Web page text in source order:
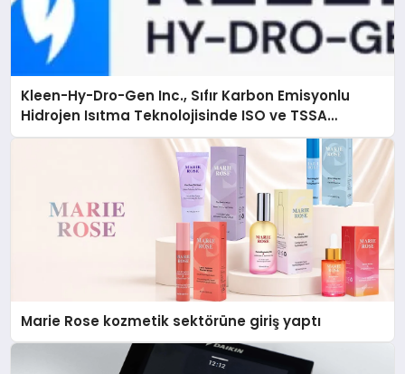
Kleen-Hy-Dro-Gen Inc., Sıfır Karbon Emisyonlu
Hidrojen Isıtma Teknolojisinde ISO ve TSSA
Düzenleyici Onaylarını Aldı
Marie Rose kozmetik sektörüne giriş yaptı